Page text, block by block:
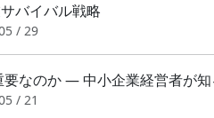
バイバル戦略
/ 29
なのか ― 中小企業経営者が
/ 21